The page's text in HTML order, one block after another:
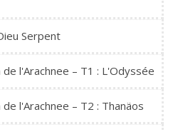
Serpent
l'Arachnee – T1 : L'Odyssée
l'Arachnee – T2 : Thanäos